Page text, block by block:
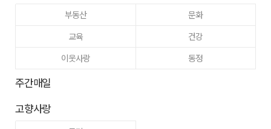
부동산
문화
교육
건강
이웃사랑
동정
주간매일
고향사랑